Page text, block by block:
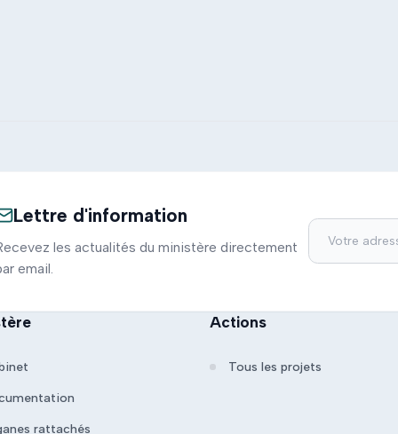
Lettre d'information
les actualités du ministère directement
email.
rattachés
Actions
Tous les projets